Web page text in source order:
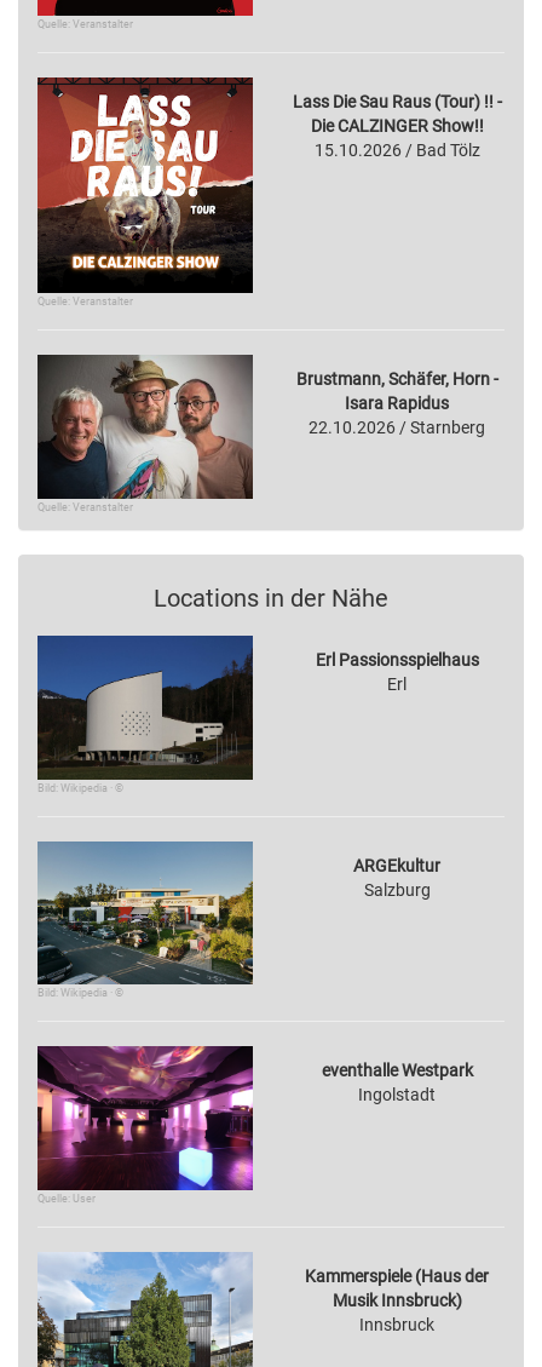
Quelle: Veranstalter
Quelle: Veranstalter
Lass Die Sau Raus (Tour) !! -
Die CALZINGER Show!!
15.10.2026 / Bad Tölz
Quelle: Veranstalter
Brustmann, Schäfer, Horn -
Isara Rapidus
22.10.2026 / Starnberg
Locations in der Nähe
Bild: Wikipedia · ©
Erl Passionsspielhaus
Erl
Bild: Wikipedia · ©
ARGEkultur
Salzburg
Quelle: User
eventhalle Westpark
Ingolstadt
Kammerspiele (Haus der
Musik Innsbruck)
Innsbruck